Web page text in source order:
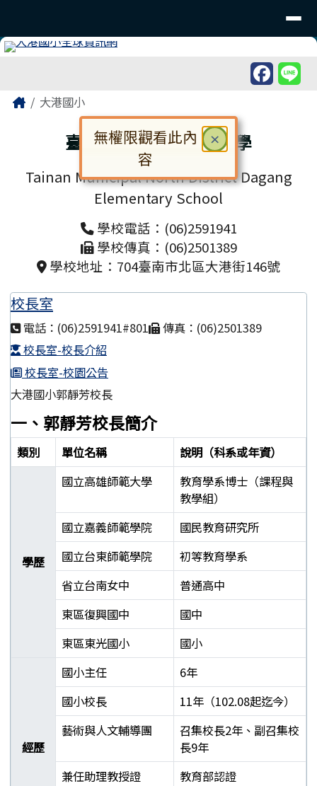
主內容區域
Home大港國小
臺南市北區大港國民小學
Tainan Municipal North District Dagang
Elementary School
學校電話：(06)2591941
學校傳真：(06)2501389
學校地址：704臺南市北區大港街146號
校長室
電話：(06)2591941#801
傳真：(06)2501389
校長室-校長介紹
校長室-校園公告
大港國小郭靜芳校長
一、郭靜芳校長簡介
類別 單位名稱 說明（科系或年資）
學歷
國立高雄師範大學
教育學系博士（課程與
教學組）
國立嘉義師範學院
國民教育研究所
國立台東師範學院
初等教育學系
省立台南女中
普通高中
東區復興國中
國中
東區東光國小
國小
經歷
國小主任
6年
國小校長
11年（102.08起迄今）
藝術與人文輔導團
召集校長2年、副召集校
長9年
兼任助理教授證
教育部認證
頁尾區域
× 關閉
無權限觀看此內
容
對話框已開啟。請使用 Tab 鍵在